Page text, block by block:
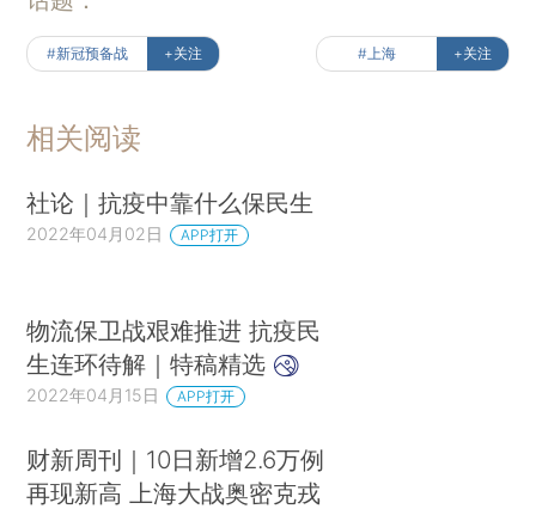
#新冠预备战 +关注 #上海 +关注
相关阅读
社论｜抗疫中靠什么保民生
2022年04月02日 APP打开
物流保卫战艰难推进 抗疫民
生连环待解｜特稿精选
2022年04月15日 APP打开
财新周刊｜10日新增2.6万例
再现新高 上海大战奥密克戎